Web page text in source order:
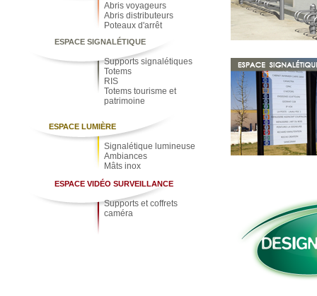
Abris voyageurs
Abris distributeurs
Poteaux d'arrêt
ESPACE SIGNALÉTIQUE
Supports signalétiques
Totems
RIS
Totems tourisme et
patrimoine
ESPACE LUMIÈRE
Signalétique lumineuse
Ambiances
Mâts inox
ESPACE VIDÉO SURVEILLANCE
Supports et coffrets
caméra